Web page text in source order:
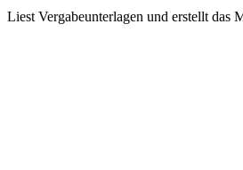
Liest Vergabeunterlagen und erstellt das